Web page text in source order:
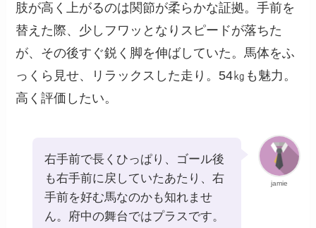
肢が高く上がるのは関節が柔らかな証拠。手前を
替えた際、少しフワッとなりスピードが落ちた
が、その後すぐ鋭く脚を伸ばしていた。馬体をふ
っくら見せ、リラックスした走り。54㎏も魅力。
高く評価したい。
jamie
右手前で長くひっぱり、ゴール後
も右手前に戻していたあたり、右
手前を好む馬なのかも知れませ
ん。府中の舞台ではプラスです。